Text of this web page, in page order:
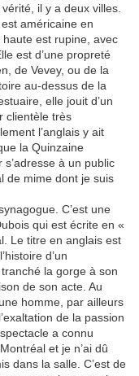
il y a deux villes.
américaine en
est rupine, avec
est d’une propreté
de Vevey, ou de la
au-dessus de la
elle jouit d’un
clientèle très
l’anglais y ait
la Quinzaine
à un public
de mime dont je suis
C’est une
qui est écrite en «
Le titre en anglais est
d’un
la gorge à son
de son acte. Au
homme, par ailleurs
de la passion
a connu
et je n’ai dû
dans la salle. C’est de